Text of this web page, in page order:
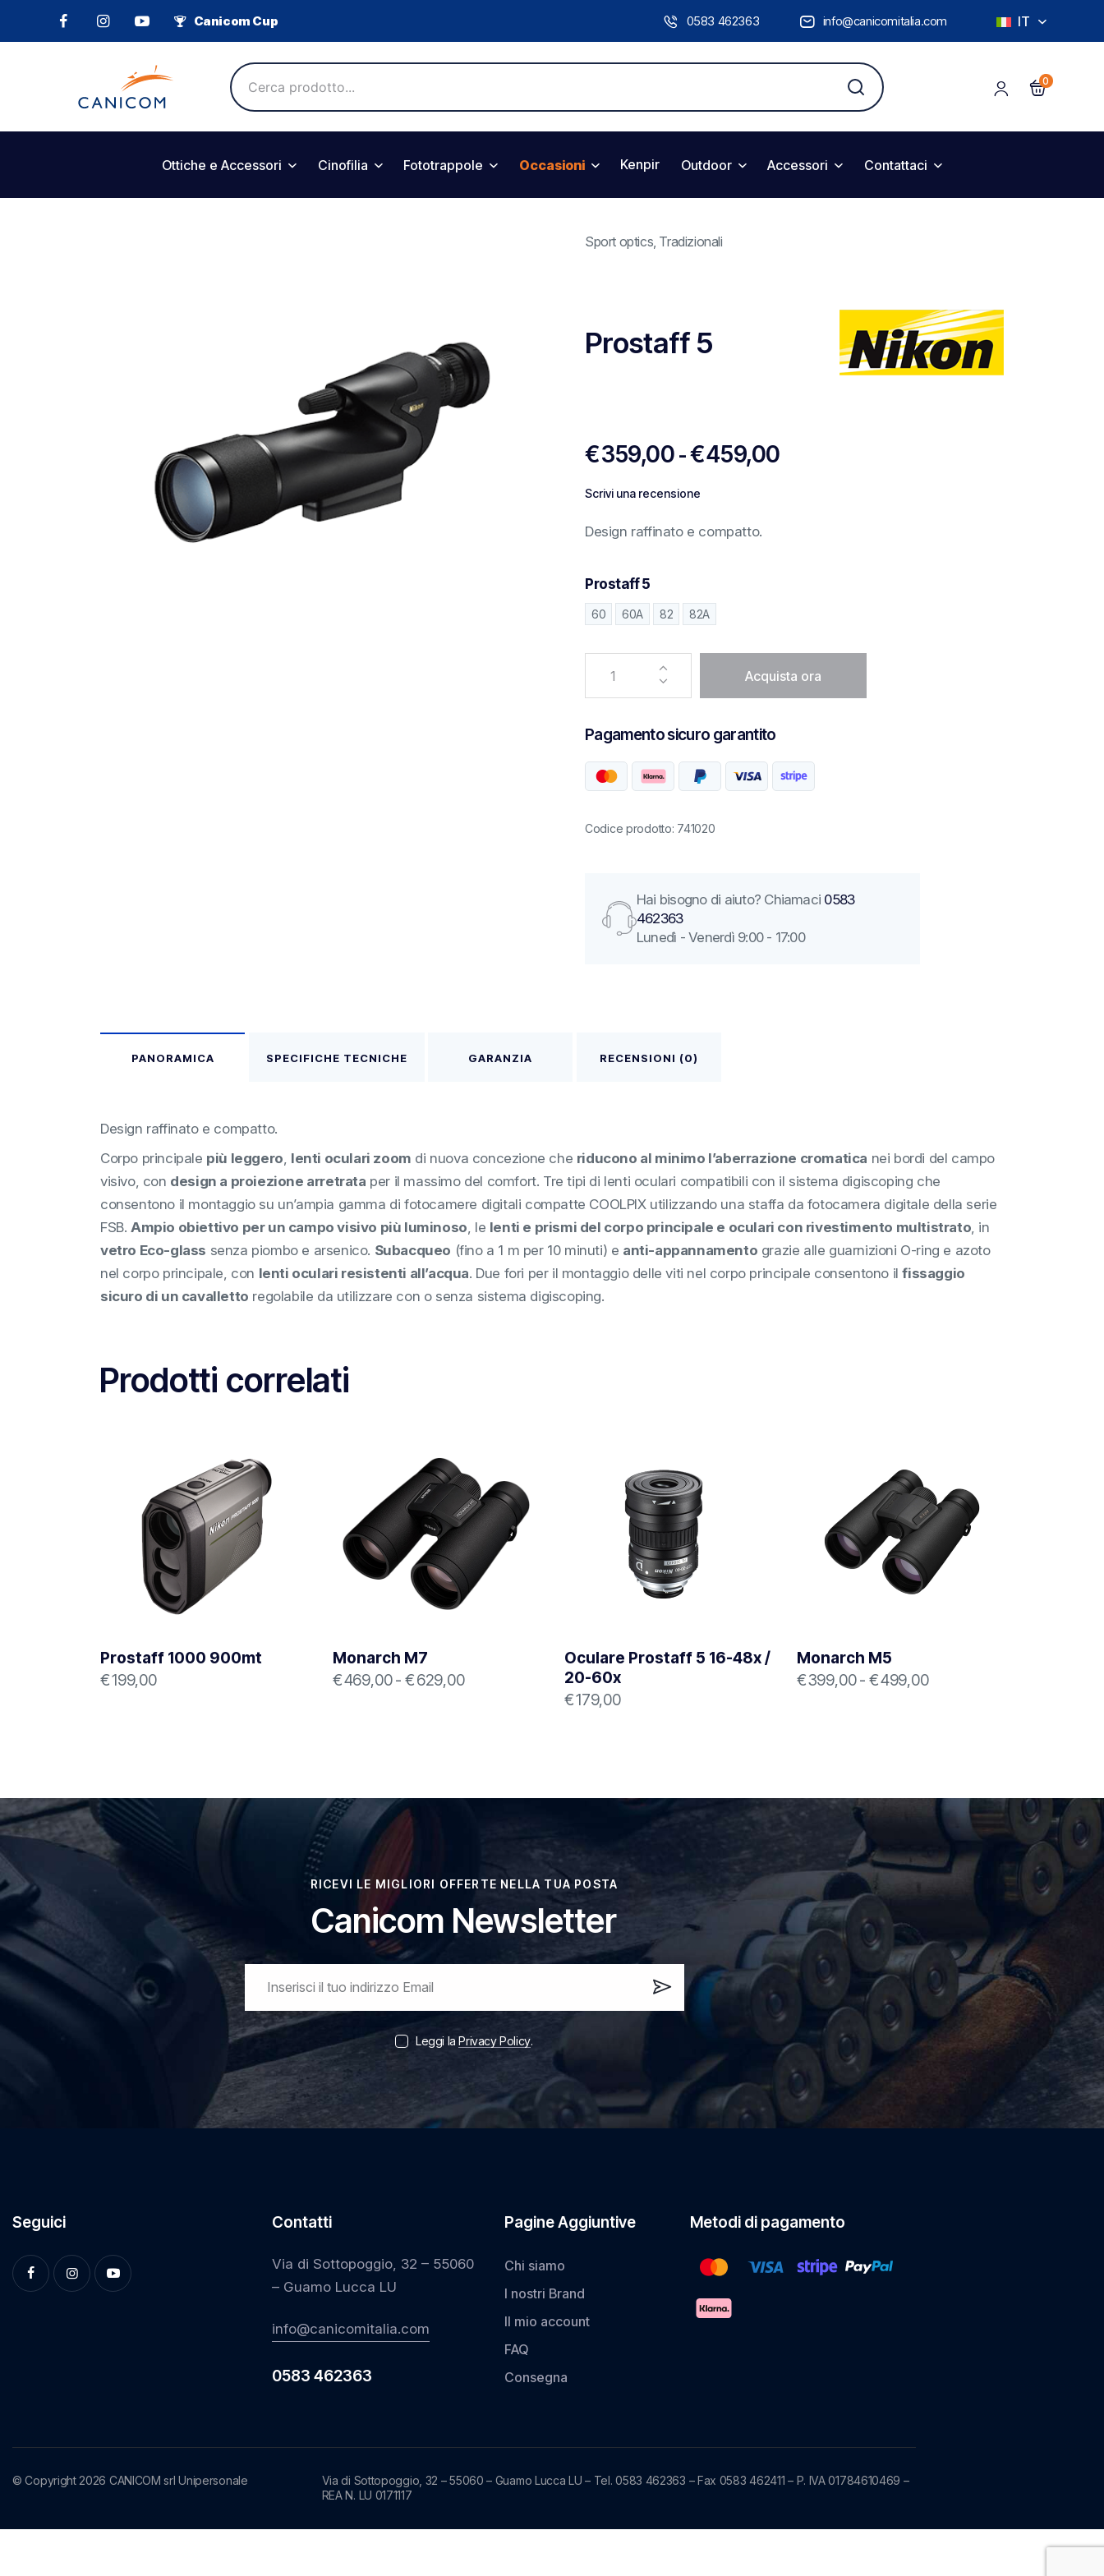
Canicom Cup 0583 462363 info@canicomitalia.com IT
0
Ottiche e Accessori Cinofilia Fototrappole Occasioni Kenpir Outdoor Accessori Contattaci
Sport optics Tradizionali
Prostaff 5
€359,00 -€459,00
Scrivi una recensione
Design raffinato e compatto.
Prostaff 5
60 60A 82 82A
Acquista ora
Pagamento sicuro garantito
Codice prodotto: 741020
Hai bisogno di aiuto? Chiamaci 0583
462363
Lunedì - Venerdì 9:00 - 17:00
PANORAMICA SPECIFICHE TECNICHE GARANZIA RECENSIONI (0)
Design raffinato e compatto.
Corpo principale più leggero, lenti oculari zoom di nuova concezione che riducono al minimo l’aberrazione cromatica nei bordi del campo
visivo, con design a proiezione arretrata per il massimo del comfort. Tre tipi di lenti oculari compatibili con il sistema digiscoping che
consentono il montaggio su un’ampia gamma di fotocamere digitali compatte COOLPIX utilizzando una staffa da fotocamera digitale della serie
FSB. Ampio obiettivo per un campo visivo più luminoso, le lenti e prismi del corpo principale e oculari con rivestimento multistrato, in
vetro Eco-glass senza piombo e arsenico. Subacqueo (fino a 1 m per 10 minuti) e anti-appannamento grazie alle guarnizioni O-ring e azoto
nel corpo principale, con lenti oculari resistenti all’acqua. Due fori per il montaggio delle viti nel corpo principale consentono ilfissaggio
sicuro di un cavalletto regolabile da utilizzare con o senza sistema digiscoping.
Prodotti correlati
Prostaff 1000 900mt
€199,00
Monarch M7
€469,00 - €629,00
Oculare Prostaff 5 16-48x /
20-60x
€179,00
Monarch M5
€399,00 - €499,00
RICEVI LE MIGLIORI OFFERTE NELLA TUA POSTA
Canicom Newsletter
Iscrivi
Leggi laPrivacy Policy.
Seguici Contatti
Via di Sottopoggio, 32 – 55060
– Guamo Lucca LU
info@canicomitalia.com
0583 462363
Pagine Aggiuntive
Chi siamo
I nostri Brand
Il mio account
FAQ
Consegna
Metodi di pagamento
© Copyright 2026 CANICOM srl Unipersonale
Via di Sottopoggio, 32 – 55060 – Guamo Lucca LU – Tel. 0583 462363 – Fax 0583 462411 – P. IVA 01784610469 –
REA N. LU 0171117